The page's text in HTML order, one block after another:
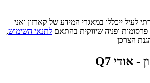
לעיל ייכללו במאגרי המידע של קארזון ואני
ופניה שיווקית בהתאם לתנאי השימוש,
הצרכן
- אודי Q7